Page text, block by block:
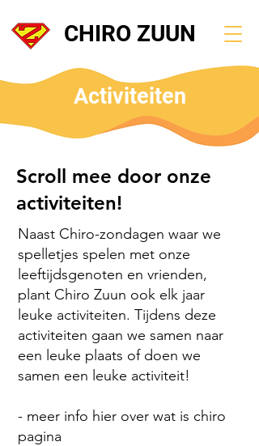
CHIRO ZUUN
Activiteiten
Scroll mee door onze
activiteiten!
Naast Chiro-zondagen waar we
spelletjes spelen met onze
leeftijdsgenoten en vrienden,
plant Chiro Zuun ook elk jaar
leuke activiteiten. Tijdens deze
activiteiten gaan we samen naar
een leuke plaats of doen we
samen een leuke activiteit!
- meer info hier over wat is chiro
pagina